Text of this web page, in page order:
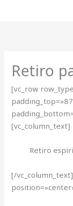
Retiro
[vc_row
[vc_column_text]
Retiro
[/